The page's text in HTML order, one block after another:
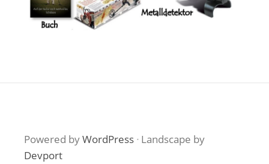
Powered byWordPress · Landscape by
Devport